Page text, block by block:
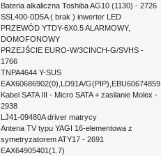
Bateria alkaliczna Toshiba AG10 (1130) - 2726
SSL400-0D5A ( brak ) inwerter LED
PRZEWÓD YTDY-6X0.5 ALARMOWY,
DOMOFONOWY
PRZEJŚCIE EURO-W/3CINCH-G/SVHS -
1766
TNPA4644 Y-SUS
EAX60686902(0),LD91A/G(PIP),EBU60674859
Kabel SATA III - Micro SATA + zasilanie Molex -
2938
LJ41-09480A driver matrycy
Antena TV typu YAGI 16-elementowa z
symetryzatorem ATY17 - 2691
EAX64905401(1.7)